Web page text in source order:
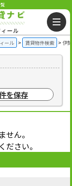
ール 賃貸物件検索 伊
を保存
せん。
さい。